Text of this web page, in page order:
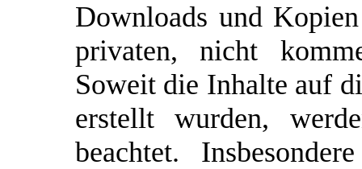
Downloads und
privaten, nicht
Soweit die Inhalte auf
erstellt wurden,
beachtet.